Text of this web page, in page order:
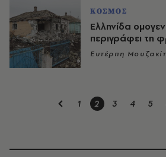
ΚΟΣΜΟΣ
Ελληνίδα
περιγράφει τη
Ευτέρπη
1 2 3 4 5